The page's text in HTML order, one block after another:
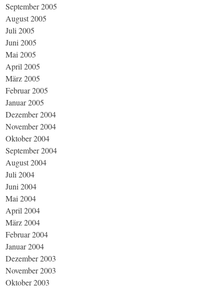
September 2005
August 2005
Juli 2005
Juni 2005
Mai 2005
April 2005
März 2005
Februar 2005
Januar 2005
Dezember 2004
November 2004
Oktober 2004
September 2004
August 2004
Juli 2004
Juni 2004
Mai 2004
April 2004
März 2004
Februar 2004
Januar 2004
Dezember 2003
November 2003
Oktober 2003